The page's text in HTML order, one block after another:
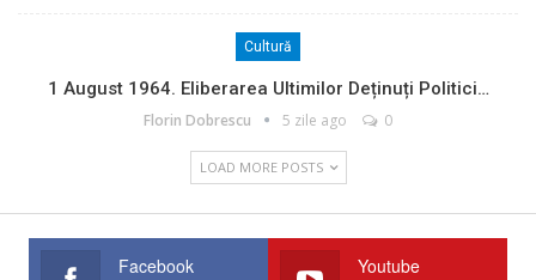
Cultură
1 August 1964. Eliberarea Ultimilor Deținuți Politici…
Florin Dobrescu 5 zile ago 0
LOAD MORE POSTS
Facebook Youtube